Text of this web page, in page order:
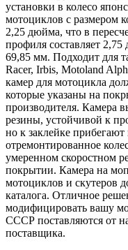
установки в колесо
мотоциклов с размером
2,25 дюйма, что в
профиля составляет 2,75
69,85 мм. Подходит для
Racer, Irbis, Motoland
камер для мотоцикла
которые указаны на
производителя. Камера
резины, устойчивой к
но к заклейке
отремонтированное
умеренном скоростном
покрытии. Камера на
мотоциклов и скутеров
каталога. Отличное
модифицировать вашу
СССР поставляются от
поставщика.